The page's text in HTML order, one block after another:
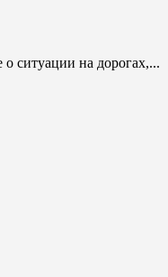
ситуации на дорогах,...